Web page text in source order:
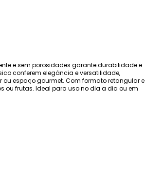
e sem porosidades garante durabilidade e
conferem elegância e versatilidade,
espaço gourmet. Com formato retangular e
ou frutas. Ideal para uso no dia a dia ou em